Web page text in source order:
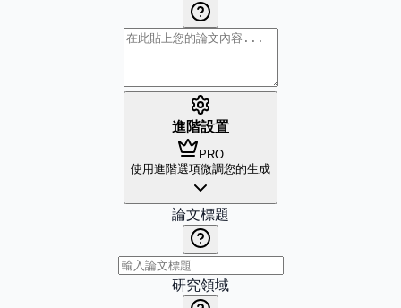
進階設置
PRO
使用進階選項微調您的生成
論文標題
研究領域